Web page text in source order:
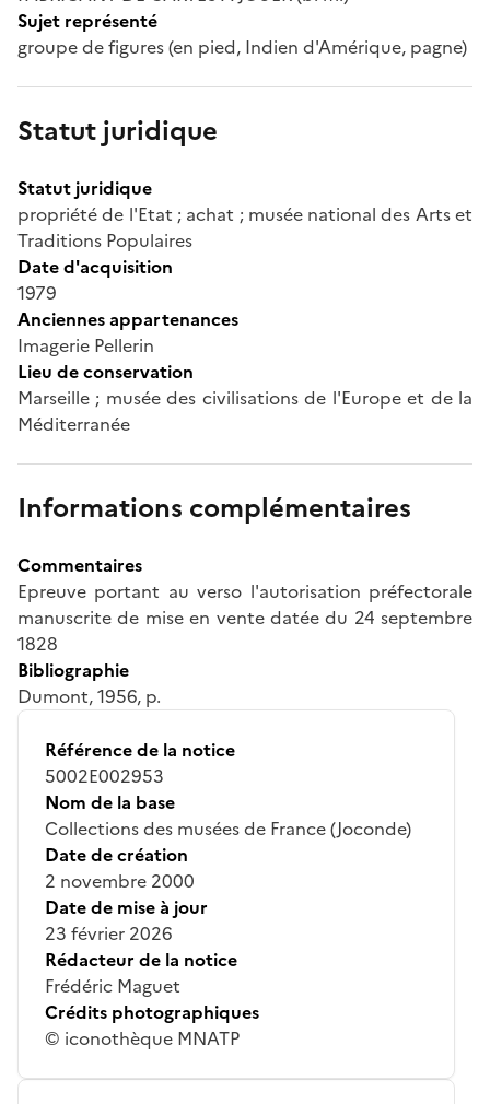
Sujet représenté
groupe de figures (en pied, Indien d'Amérique, pagne)
Statut juridique
Statut juridique
propriété de l'Etat ; achat ; musée national des Arts et
Traditions Populaires
Date d'acquisition
1979
Anciennes appartenances
Imagerie Pellerin
Lieu de conservation
Marseille ; musée des civilisations de l'Europe et de la
Méditerranée
Informations complémentaires
Commentaires
Epreuve portant au verso l'autorisation préfectorale
manuscrite de mise en vente datée du 24 septembre
1828
Bibliographie
Dumont, 1956, p.
Référence de la notice
5002E002953
Nom de la base
Collections des musées de France (Joconde)
Date de création
2 novembre 2000
Date de mise à jour
23 février 2026
Rédacteur de la notice
Frédéric Maguet
Crédits photographiques
© iconothèque MNATP